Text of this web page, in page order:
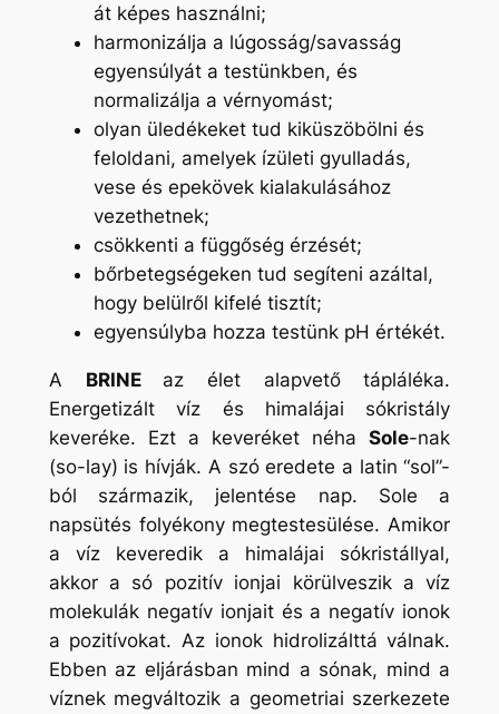
át képes használni;
harmonizálja a lúgosság/savasság
egyensúlyát a testünkben, és
normalizálja a vérnyomást;
olyan üledékeket tud kiküszöbölni és
feloldani, amelyek ízületi gyulladás,
vese és epekövek kialakulásához
vezethetnek;
csökkenti a függőség érzését;
bőrbetegségeken tud segíteni azáltal,
hogy belülről kifelé tisztít;
egyensúlyba hozza testünk pH értékét.
A BRINE az élet alapvető tápláléka.
Energetizált víz és himalájai sókristály
keveréke. Ezt a keveréket néhaSole-nak
(so-lay) is hívják. A szó eredete a latin “sol”-
ból származik, jelentése nap. Sole a
napsütés folyékony megtestesülése. Amikor
a víz keveredik a himalájai sókristállyal,
akkor a só pozitív ionjai körülveszik a víz
molekulák negatív ionjait és a negatív ionok
a pozitívokat. Az ionok hidrolizálttá válnak.
Ebben az eljárásban mind a sónak, mind a
víznek megváltozik a geometriai szerkezete